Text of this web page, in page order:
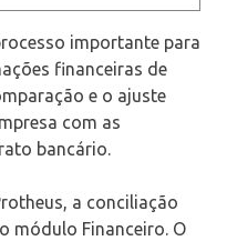
importante para
financeiras de
e o ajuste
com as
bancário.
a conciliação
módulo Financeiro. O